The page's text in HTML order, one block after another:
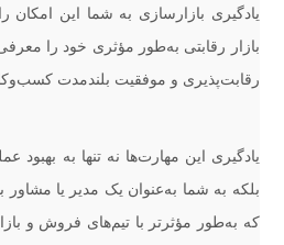
یادگیری بازارسازی به شما این
بازار رقابتی به‌طور مؤثری خود را
رقابت‌پذیری و موفقیت بلندمدت
یادگیری این مهارت‌ها نه تنها به
بلکه به شما به‌عنوان یک مدیر یا مشاور
که به‌طور مؤثرتر با تیم‌های فروش و